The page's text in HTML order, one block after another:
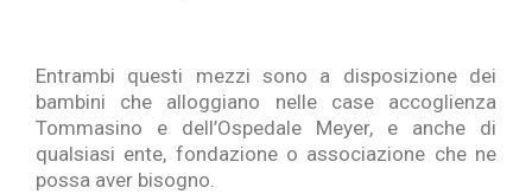
Entrambi questi mezzi sono a disposizione dei
bambini che alloggiano nelle case accoglienza
Tommasino e dell’Ospedale Meyer, e anche di
qualsiasi ente, fondazione o associazione che ne
possa aver bisogno.